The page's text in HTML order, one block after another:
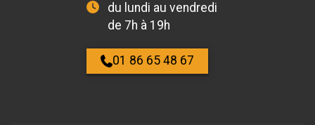
du lundi au vendredi
de 7h à 19h
01 86 65 48 67